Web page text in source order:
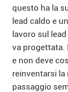
questo ha la
lead caldo e
lavoro sul
va progettata.
e non deve
reinventarsi la
passaggio